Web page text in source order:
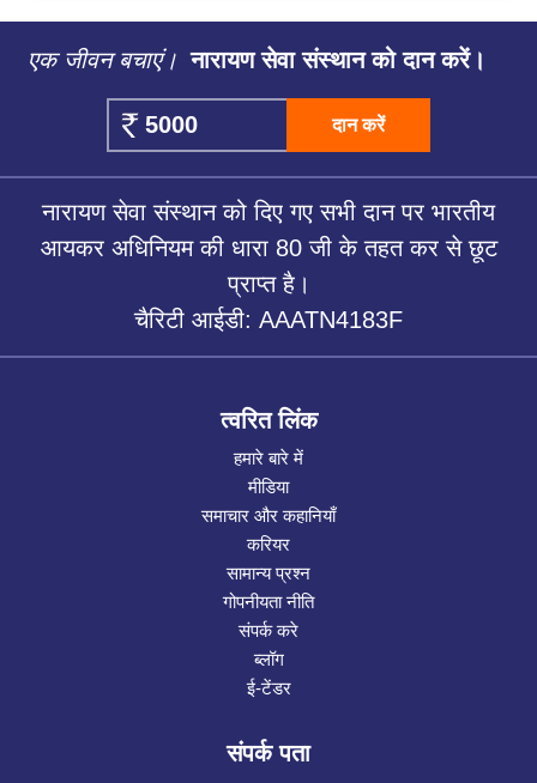
एक जीवन बचाएं। नारायण सेवा संस्थान को दान करें।
दान करें
नारायण सेवा संस्थान को दिए गए सभी दान पर भारतीय
आयकर अधिनियम की धारा 80 जी के तहत कर से छूट
प्राप्त है।
चैरिटी आईडी: AAATN4183F
त्वरित लिंक
हमारे बारे में
मीडिया
समाचार और कहानियाँ
करियर
सामान्य प्रश्न
गोपनीयता नीति
संपर्क करे
ब्लॉग
ई-टेंडर
संपर्क पता